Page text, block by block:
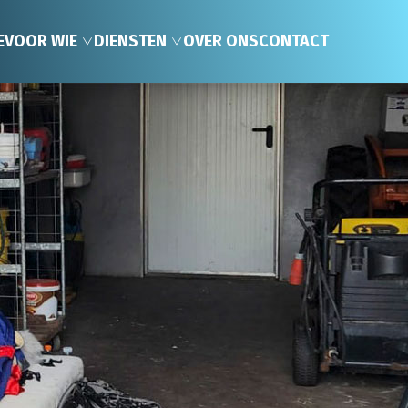
VOOR WIE DIENSTEN OVER ONSCONTACT